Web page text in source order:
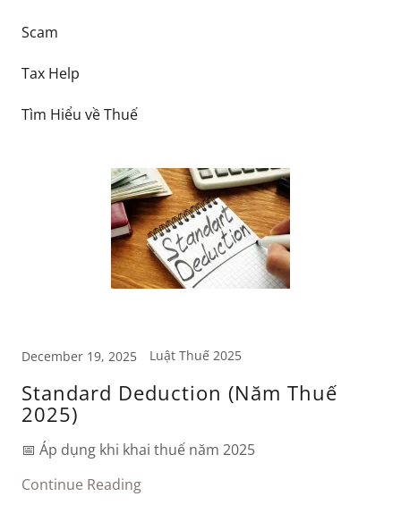
Scam
Tax Help
Tìm Hiểu về Thuế
December 19, 2025 Luật Thuế 2025
Standard Deduction (Năm Thuế
2025)
📅 Áp dụng khi khai thuế năm 2025
Continue Reading